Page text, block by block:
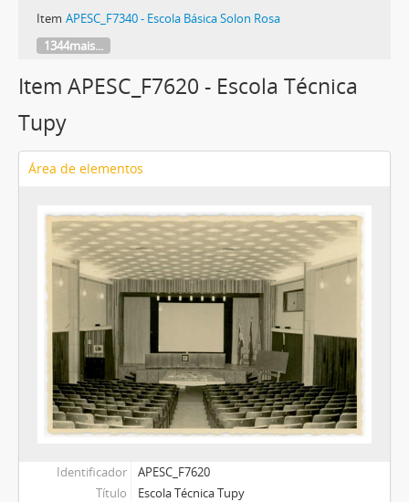
Item APESC_F7340 - Escola Básica Solon Rosa
1344mais...
Item APESC_F7620 - Escola Técnica
Tupy
Área de elementos
Identificador
APESC_F7620
Título
Escola Técnica Tupy